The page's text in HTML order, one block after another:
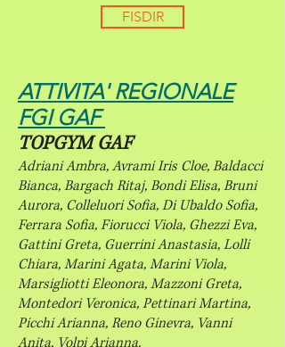
FISDIR
ATTIVITA' REGIONALE
FGI GAF
TOPGYM GAF
Adriani Ambra, Avrami Iris Cloe, Baldacci
Bianca, Bargach Ritaj, Bondi Elisa, Bruni
Aurora, Colleluori Sofia, Di Ubaldo Sofia,
Ferrara Sofia, Fiorucci Viola, Ghezzi Eva,
Gattini Greta, Guerrini Anastasia, Lolli
Chiara, Marini Agata, Marini Viola,
Marsigliotti Eleonora, Mazzoni Greta,
Montedori Veronica, Pettinari Martina,
Picchi Arianna, Reno Ginevra, Vanni
Anita, Volpi Arianna.